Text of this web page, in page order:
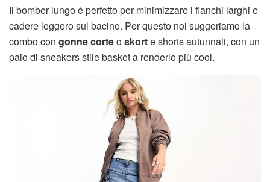
Il bomber lungo è perfetto per minimizzare i fianchi larghi e
cadere leggero sul bacino. Per questo noi suggeriamo la
combo con gonne corteoskorte shorts autunnali, con un
paio di sneakers stile basket a renderlo più cool.